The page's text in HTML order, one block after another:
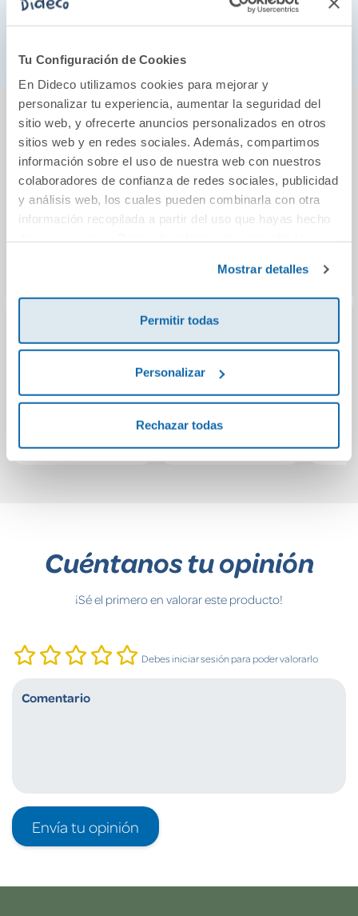
Tu Configuración de Cookies
En Dideco utilizamos cookies para mejorar y
personalizar tu experiencia, aumentar la seguridad del
sitio web, y ofrecerte anuncios personalizados en otros
sitios web y en redes sociales. Además, compartimos
información sobre el uso de nuestra web con nuestros
colaboradores de confianza de redes sociales, publicidad
y análisis web, los cuales pueden combinarla con otra
información recopilada a partir del uso que hayas hecho
Mostrar detalles
Permitir todas
Personalizar
Rechazar todas
Dimensiones: 18 x 7cm.
Formato abanico.
También podría gustarte...
Pasa el tiempo con
Sherlock Holmes
14,50€
Pasa el tiempo con
Orgullo y prejuicio
14,50€
Cuéntanos tu opinión
¡Sé el primero en valorar este producto!
Debes iniciar sesión para poder valorarlo
Envía tu opinión